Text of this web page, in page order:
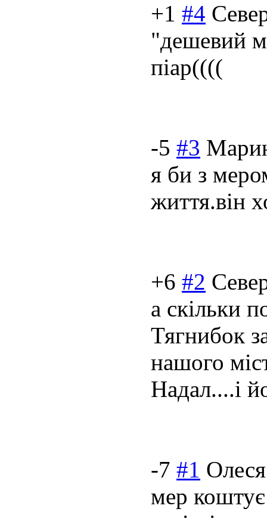
+1 #4
"дешевий
піар((((
-5 #3
я би з
життя.він
+6 #2
а скільки
Тягнибок
нашого
Надал....і
-7 #1 Олеся
мер